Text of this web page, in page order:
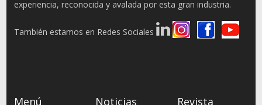
experiencia, reconocida y avalada por esta gran industria.
También estamos en Redes Sociales
Menú
Noticias
Revista